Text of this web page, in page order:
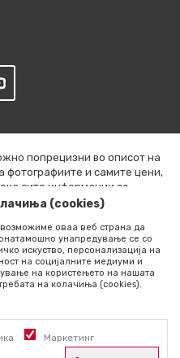
попрецизни во описот на
и самите цени,
сите информации се
прикажани на сајтот се
производите можете да ја
490
одNB SOFT. Сите права
(cookies)
оваа веб страна да
унапредување се со
искуство, персонализација на
на социјалните медиуми и
на користењето на нашата
на колачиња (cookies).
Маркетинг